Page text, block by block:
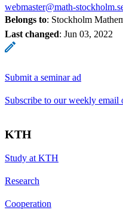
webmaster@math-
Belongs to: Stockholm
Last changed: Jun 03, 2022
Submit a seminar ad
Subscribe to our weekly email
KTH
Study at KTH
Research
Cooperation